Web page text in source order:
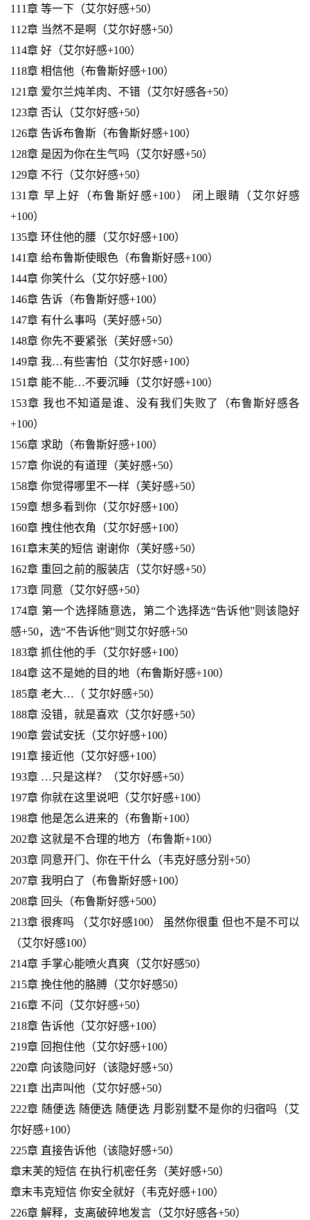
111章 等一下（艾尔好感+50）
112章 当然不是啊（艾尔好感+50）
114章 好（艾尔好感+100）
118章 相信他（布鲁斯好感+100）
121章 爱尔兰炖羊肉、不错（艾尔好感各+50）
123章 否认（艾尔好感+50）
126章 告诉布鲁斯（布鲁斯好感+100）
128章 是因为你在生气吗（艾尔好感+50）
129章 不行（艾尔好感+50）
131章 早上好（布鲁斯好感+100） 闭上眼睛（艾尔好感
+100）
135章 环住他的腰（艾尔好感+100）
141章 给布鲁斯使眼色（布鲁斯好感+100）
144章 你笑什么（艾尔好感+100）
146章 告诉（布鲁斯好感+100）
147章 有什么事吗（芙好感+50）
148章 你先不要紧张（芙好感+50）
149章 我…有些害怕（艾尔好感+100）
151章 能不能…不要沉睡（艾尔好感+100）
153章 我也不知道是谁、没有我们失败了（布鲁斯好感各
+100）
156章 求助（布鲁斯好感+100）
157章 你说的有道理（芙好感+50）
158章 你觉得哪里不一样（芙好感+50）
159章 想多看到你（艾尔好感+100）
160章 拽住他衣角（艾尔好感+100）
161章末芙的短信 谢谢你（芙好感+50）
162章 重回之前的服装店（艾尔好感+50）
173章 同意（艾尔好感+50）
174章 第一个选择随意选，第二个选择选“告诉他”则该隐好
感+50，选“不告诉他”则艾尔好感+50
183章 抓住他的手（艾尔好感+100）
184章 这不是她的目的地（布鲁斯好感+100）
185章 老大…（ 艾尔好感+50）
188章 没错，就是喜欢（艾尔好感+50）
190章 尝试安抚（艾尔好感+100）
191章 接近他（艾尔好感+100）
193章 …只是这样？（艾尔好感+50）
197章 你就在这里说吧（艾尔好感+100）
198章 他是怎么进来的（布鲁斯+100）
202章 这就是不合理的地方（布鲁斯+100）
203章 同意开门、你在干什么（韦克好感分别+50）
207章 我明白了（布鲁斯好感+100）
208章 回头（布鲁斯好感+500）
213章 很疼吗 （艾尔好感100） 虽然你很重 但也不是不可以
（艾尔好感100）
214章 手掌心能喷火真爽（艾尔好感50）
215章 挽住他的胳膊（艾尔好感50）
216章 不问（艾尔好感+50）
218章 告诉他（艾尔好感+100）
219章 回抱住他（艾尔好感+100）
220章 向该隐问好（该隐好感+50）
221章 出声叫他（艾尔好感+50）
222章 随便选 随便选 随便选 月影别墅不是你的归宿吗（艾
尔好感+100）
225章 直接告诉他（该隐好感+50）
章末芙的短信 在执行机密任务（芙好感+50）
章末韦克短信 你安全就好（韦克好感+100）
226章 解释，支离破碎地发言（艾尔好感各+50）